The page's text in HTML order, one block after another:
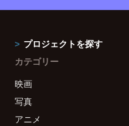
プロジェクトを探す
カテゴリー
映画
写真
アニメ